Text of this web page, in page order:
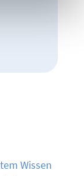
Wissen